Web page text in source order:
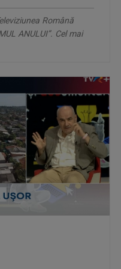
Română
ANULUI”. Cel mai